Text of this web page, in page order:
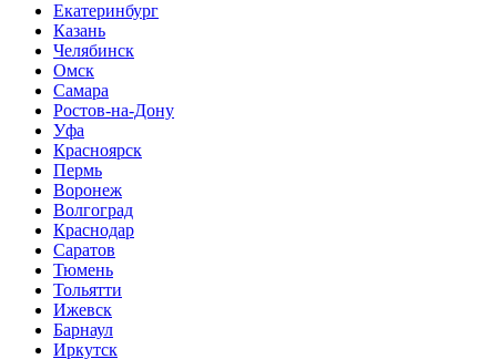
Екатеринбург
Казань
Челябинск
Омск
Самара
Ростов-на-Дону
Уфа
Красноярск
Пермь
Воронеж
Волгоград
Краснодар
Саратов
Тюмень
Тольятти
Ижевск
Барнаул
Иркутск